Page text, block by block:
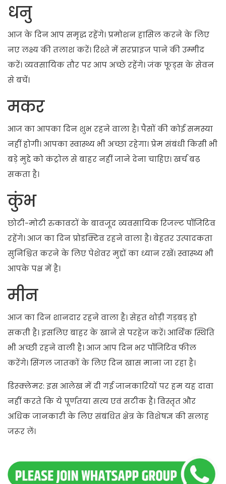
धनु
आज के दिन आप समृद्ध रहेंगे। प्रमोशन हासिल करने के लिए
नए लक्ष्य की तलाश करें। रिश्ते में सरप्राइज पाने की उम्मीद
करें। व्यवसायिक तौर पर आप अच्छे रहेंगे। जंक फूड्स के सेवन
से बचें।
मकर
आज का आपका दिन शुभ रहने वाला है। पैसों की कोई समस्या
नहीं होगी। आपका स्वास्थ्य भी अच्छा रहेगा। प्रेम संबंधी किसी भी
बड़े मुद्दे को कंट्रोल से बाहर नहीं जाने देना चाहिए। खर्च बढ़
सकता है।
कुंभ
छोटी-मोटी रुकावटों के बावजूद व्यवसायिक रिजल्ट पॉजिटिव
रहेंगे। आज का दिन प्रोडक्टिव रहने वाला है। बेहतर उत्पादकता
सुनिश्चित करने के लिए पेशेवर मुद्दों का ध्यान रखें। स्वास्थ्य भी
आपके पक्ष में है।
मीन
आज का दिन शानदार रहने वाला है। सेहत थोड़ी गड़बड़ हो
सकती है। इसलिए बाहर के खाने से परहेज करें। आर्थिक स्थिति
भी अच्छी रहने वाली है। आज आप दिन भर पॉजिटिव फील
करेंगे। सिंगल जातकों के लिए दिन खास माना जा रहा है।
डिस्क्लेमर: इस आलेख में दी गई जानकारियों पर हम यह दावा
नहीं करते कि ये पूर्णतया सत्य एवं सटीक हैं। विस्तृत और
अधिक जानकारी के लिए संबंधित क्षेत्र के विशेषज्ञ की सलाह
जरूर लें।